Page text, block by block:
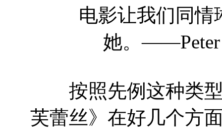
电影让我们同情
她。——Peter
按照先例这种类型
芙蕾丝》在好几个方